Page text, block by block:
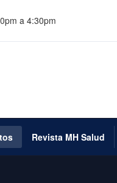
a 4:30pm
Revista MH Salud